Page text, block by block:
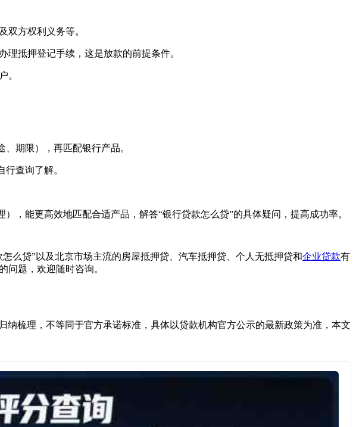
双方权利义务等。
抵押登记手续，这是放款的前提条件。
。
期限），再匹配银行产品。
查询了解。
，能更高效地匹配合适产品，解答“银行贷款怎么贷”的具体疑问，提高成功率。
么贷”以及北京市场主流的房屋抵押贷、汽车抵押贷、个人无抵押贷和企业贷款有
问题，欢迎随时咨询。
梳理，不等同于官方承诺标准，具体以贷款机构官方公示的最新政策为准，本文